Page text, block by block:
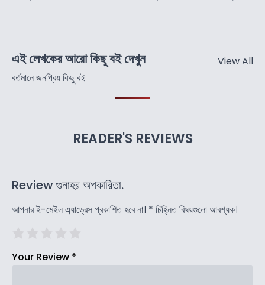
এই লেখকের আরো কিছু বই দেখুন
বর্তমানে জনপ্রিয় কিছু বই
View All
READER'S REVIEWS
Review গুনাহর অপকারিতা.
আপনার ই-মেইল এ্যাড্রেস প্রকাশিত হবে না। * চিহ্নিত বিষয়গুলো আবশ্যক।
Your Review *